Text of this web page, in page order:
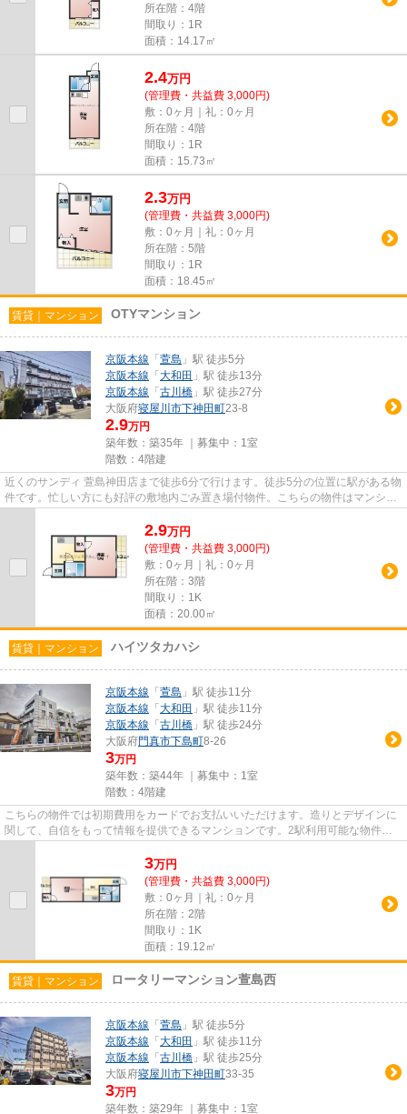
所在階：4階
間取り：1R
面積：14.17㎡
2.4万円
(管理費・共益費 3,000円)
敷：0ヶ月｜礼：0ヶ月
所在階：4階
間取り：1R
面積：15.73㎡
2.3万円
(管理費・共益費 3,000円)
敷：0ヶ月｜礼：0ヶ月
所在階：5階
間取り：1R
面積：18.45㎡
賃貸｜マンション OTYマンション
京阪本線 「 萱島 」駅 徒歩5分
京阪本線 「 大和田 」駅 徒歩13分
京阪本線 「 古川橋 」駅 徒歩27分
大阪府寝屋川市下神田町23-8
2.9万円
築年数：築35年 ｜募集中： 1室
階数：4階建
近くのサンディ 萱島神田店まで徒歩6分で行けます。徒歩5分の位置に駅がある物
件です。忙しい方にも好評の敷地内ごみ置き場付物件。こちらの物件はマンショ
2.9万円
(管理費・共益費 3,000円)
敷：0ヶ月｜礼：0ヶ月
所在階：3階
間取り：1K
面積：20.00㎡
賃貸｜マンション ハイツタカハシ
京阪本線 「 萱島 」駅 徒歩11分
京阪本線 「 大和田 」駅 徒歩11分
京阪本線 「 古川橋 」駅 徒歩24分
大阪府門真市下島町8-26
3万円
築年数：築44年 ｜募集中： 1室
階数：4階建
こちらの物件では初期費用をカードでお支払いいただけます。造りとデザインに
関して、自信をもって情報を提供できるマンションです。2駅利用可能な物件な
3万円
(管理費・共益費 3,000円)
敷：0ヶ月｜礼：0ヶ月
所在階：2階
間取り：1K
面積：19.12㎡
賃貸｜マンション ロータリーマンション萱島西
京阪本線 「 萱島 」駅 徒歩5分
京阪本線 「 大和田 」駅 徒歩11分
京阪本線 「 古川橋 」駅 徒歩25分
大阪府寝屋川市下神田町33-35
3万円
築年数：築29年 ｜募集中： 1室